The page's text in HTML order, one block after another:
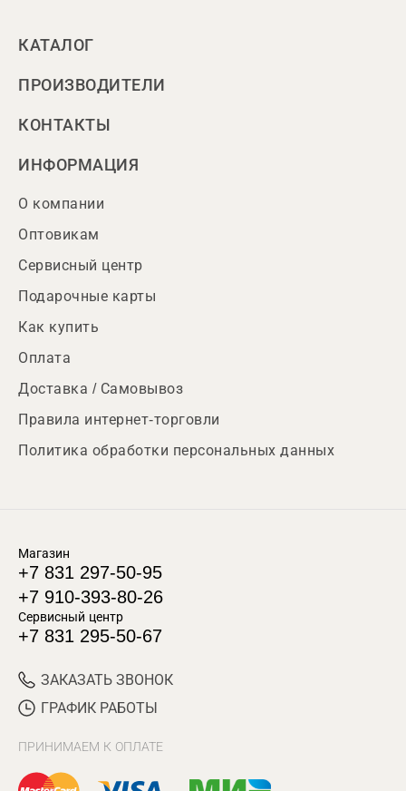
КАТАЛОГ
ПРОИЗВОДИТЕЛИ
КОНТАКТЫ
ИНФОРМАЦИЯ
О компании
Оптовикам
Сервисный центр
Подарочные карты
Как купить
Оплата
Доставка / Самовывоз
Правила интернет-торговли
Политика обработки персональных данных
Магазин
+7 831 297-50-95
+7 910-393-80-26
Сервисный центр
+7 831 295-50-67
ЗАКАЗАТЬ ЗВОНОК
ГРАФИК РАБОТЫ
ПРИНИМАЕМ К ОПЛАТЕ